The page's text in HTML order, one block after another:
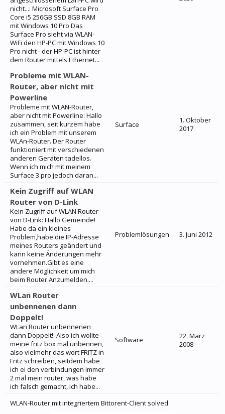
nicht...: Microsoft Surface Pro
Core i5 256GB SSD 8GB RAM
mit Windows 10 Pro Das
Surface Pro sieht via WLAN-
WiFi den HP-PC mit Windows 10
Pro nicht - der HP-PC ist hinter
dem Router mittels Ethernet...
Probleme mit WLAN-
Router, aber nicht mit
Powerline
Probleme mit WLAN-Router,
aber nicht mit Powerline: Hallo
zusammen, seit kurzem habe
ich ein Problem mit unserem
WLAn-Router. Der Router
funktioniert mit verschiedenen
anderen Geräten tadellos.
Wenn ich mich mit meinem
Surface 3 pro jedoch daran...
Surface
1. Oktober
2017
Kein Zugriff auf WLAN
Router von D-Link
Kein Zugriff auf WLAN Router
von D-Link: Hallo Gemeinde!
Habe da ein kleines
Problem,habe die IP-Adresse
meines Routers geändert und
kann keine Änderungen mehr
vornehmen.Gibt es eine
andere Möglichkeit um mich
beim Router Anzumelden....
Problemlösungen 3. Juni 2012
WLan Router
unbennenen dann
Doppelt!
WLan Router unbennenen
dann Doppelt!: Also ich wollte
meine fritz box mal unbennen,
also vielmehr das wort FRITZ in
Fritz schreiben, seitdem habe
ich ei den verbindungen immer
2 mal mein router, was habe
ich falsch gemacht, ich habe...
Software
22. März
2008
WLAN-Router mit integriertem Bittorent-Client solved